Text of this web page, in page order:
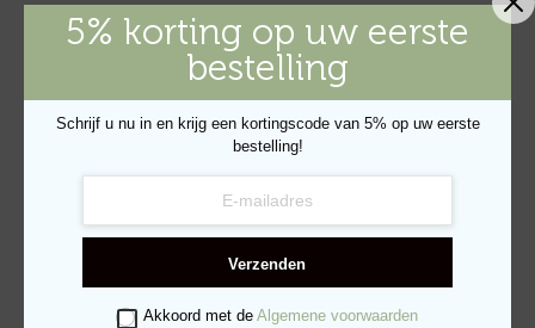
5% korting op uw eerste
bestelling
Schrijf u nu in en krijg een kortingscode van 5% op uw eerste
bestelling!
Verzenden
Akkoord met deAlgemene voorwaarden